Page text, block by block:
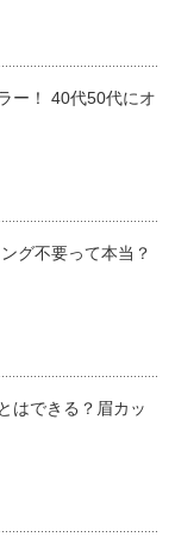
し、質の良い商
のもいいでしょ
方
ない場合に
。
ワイプトッ
ブラシに取
りつけま
ーを払いま
らに硬化さ
イン
ュアンスデザイ
く、
たいと思ってい
ば普段でも違和
レ心をくすぐる
ムが豊富に販売
ル用パウダーも
を楽しむことが
分に合わせて楽
イルをセレクト
かさや質感など
に限らず、選ぶ
ー！ 40代50代にオ
グ不要って本当？
はできる？眉カッ